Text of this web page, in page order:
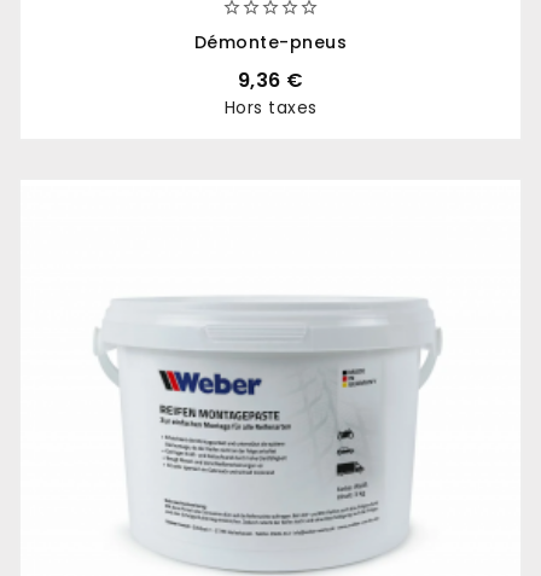

Démonte-pneus
9,36 €
Hors taxes